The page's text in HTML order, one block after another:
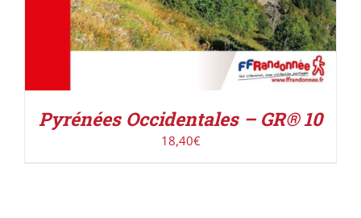
Pyrénées Occidentales – GR® 10
18,40€